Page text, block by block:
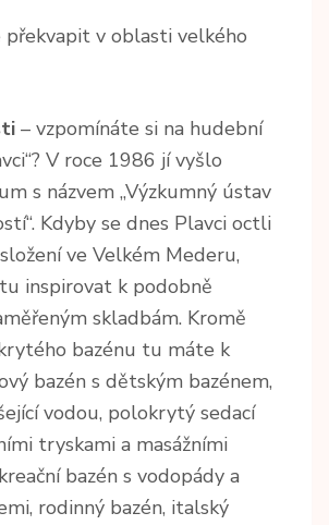
překvapit v oblasti velkého
– vzpomínáte si na hudební
V roce 1986 jí vyšlo
s názvem „Výzkumný ústav
Kdyby se dnes Plavci octli
ve Velkém Mederu,
inspirovat k podobně
skladbám. Kromě
bazénu tu máte k
bazén s dětským bazénem,
vodou, polokrytý sedací
tryskami a masážními
bazén s vodopády a
rodinný bazén, italský